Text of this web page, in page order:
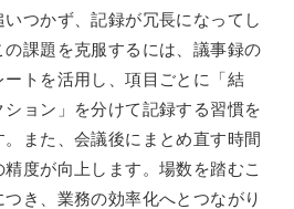
つかず、記録が冗長になってし
の課題を克服するには、議事録の
トを活用し、項目ごとに「結
ョン」を分けて記録する習慣を
また、会議後にまとめ直す時間
度が向上します。場数を踏むこ
き、業務の効率化へとつながり